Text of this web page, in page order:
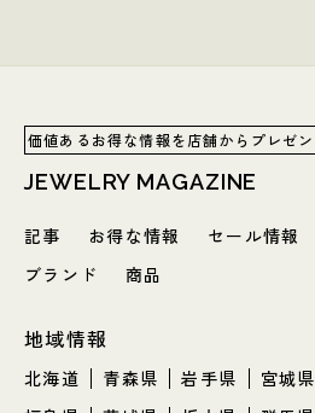
価値あるお得な情報を店舗からプレゼン
JEWELRY MAGAZINE
記事 お得な情報 セール情報
ブランド
商品
地域情報
北海道 青森県 岩手県 宮城県